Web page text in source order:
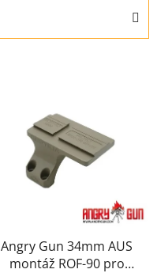
Angry Gun 34mm AUS
montáž ROF-90 pro